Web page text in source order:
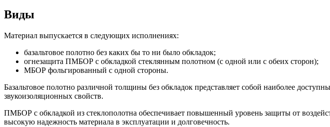
Виды
Материал выпускается в следующих исполнениях:
базальтовое полотно без каких бы то ни было обкладок;
огнезащита ПМБОР с обкладкой стеклянным полотном (с одной или с обеих сторон);
МБОР фольгированный с одной стороны.
Базальтовое полотно различной толщины без обкладок представляет собой наиболее
звукоизоляционных свойств.
ПМБОР с обкладкой из стеклополотна обеспечивает повышенный уровень защиты от
высокую надежность материала в эксплуатации и долговечность.